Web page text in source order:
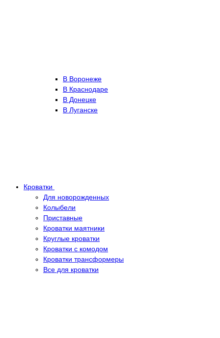
В Воронеже
В Краснодаре
В Донецке
В Луганске
Кроватки
Для новорожденных
Колыбели
Приставные
Кроватки маятники
Круглые кроватки
Кроватки с комодом
Кроватки трансформеры
Все для кроватки